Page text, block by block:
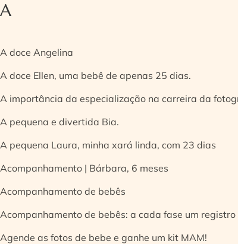
A
A doce Angelina
A doce Ellen, uma bebê de apenas 25 dias.
A importância da especialização na carreira da
A pequena e divertida Bia.
A pequena Laura, minha xará linda, com 23 dias
Acompanhamento | Bárbara, 6 meses
Acompanhamento de bebês
Acompanhamento de bebês: a cada fase um registro
Agende as fotos de bebe e ganhe um kit MAM!